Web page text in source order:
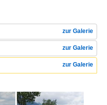
zur Galerie
zur Galerie
zur Galerie